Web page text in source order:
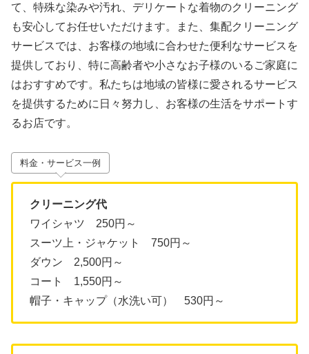
て、特殊な染みや汚れ、デリケートな着物のクリーニング
も安心してお任せいただけます。また、集配クリーニング
サービスでは、お客様の地域に合わせた便利なサービスを
提供しており、特に高齢者や小さなお子様のいるご家庭に
はおすすめです。私たちは地域の皆様に愛されるサービス
を提供するために日々努力し、お客様の生活をサポートす
るお店です。
料金・サービス一例
クリーニング代
ワイシャツ 250円～
スーツ上・ジャケット 750円～
ダウン 2,500円～
コート 1,550円～
帽子・キャップ（水洗い可） 530円～